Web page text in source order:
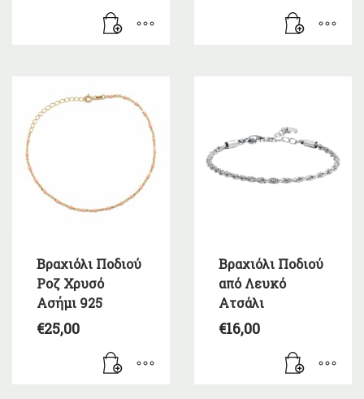
Βραχιόλι Ποδιού
Ροζ Χρυσό
Ασήμι 925
€25,00
Βραχιόλι Ποδιού
από Λευκό
Ατσάλι
€16,00